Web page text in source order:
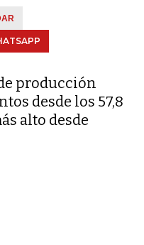
producción
desde los 57,8
alto desde